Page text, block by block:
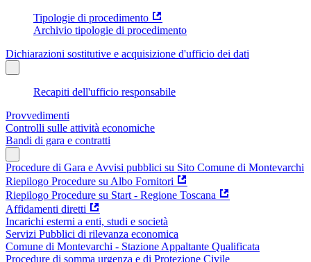
Tipologie di procedimento
Archivio tipologie di procedimento
Dichiarazioni sostitutive e acquisizione d'ufficio dei dati
Recapiti dell'ufficio responsabile
Provvedimenti
Controlli sulle attività economiche
Bandi di gara e contratti
Procedure di Gara e Avvisi pubblici su Sito Comune di Montevarchi
Riepilogo Procedure su Albo Fornitori
Riepilogo Procedure su Start - Regione Toscana
Affidamenti diretti
Incarichi esterni a enti, studi e società
Servizi Pubblici di rilevanza economica
Comune di Montevarchi - Stazione Appaltante Qualificata
Procedure di somma urgenza e di Protezione Civile